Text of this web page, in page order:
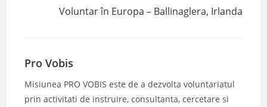
Voluntar în Europa – Ballinaglera, Irlanda
Pro Vobis
Misiunea PRO VOBIS este de a dezvolta voluntariatul
prin activitati de instruire, consultanta, cercetare si